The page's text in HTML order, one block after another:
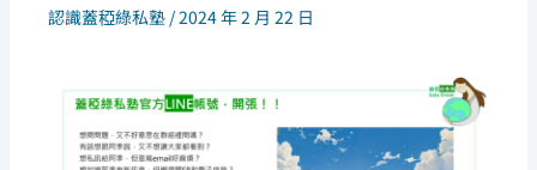
認識蓋稏綠私塾 /2024 年 2 月 22 日